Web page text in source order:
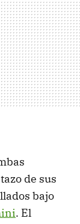
de sus
bajo
. El